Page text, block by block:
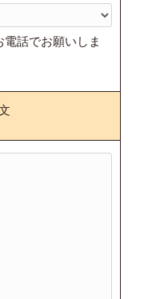
話でお願いしま